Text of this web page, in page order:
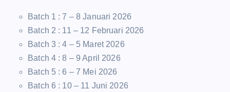
Batch 1 : 7 – 8 Januari 2026
Batch 2 : 11 – 12 Februari 2026
Batch 3 : 4 – 5 Maret 2026
Batch 4 : 8 – 9 April 2026
Batch 5 : 6 – 7 Mei 2026
Batch 6 : 10 – 11 Juni 2026